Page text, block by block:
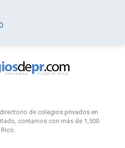
de colegios privados en
contamos con más de 1,500